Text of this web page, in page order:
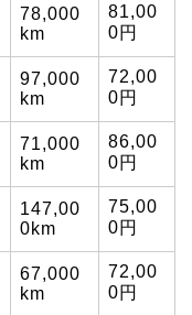
78,000
km
81,00
0円
97,000
km
72,00
0円
71,000
km
86,00
0円
147,00
0km
75,00
0円
67,000
km
72,00
0円